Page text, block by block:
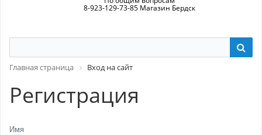
8-923-129-73-85 Магазин Бердск
Главная страница Вход на сайт
Регистрация
Имя